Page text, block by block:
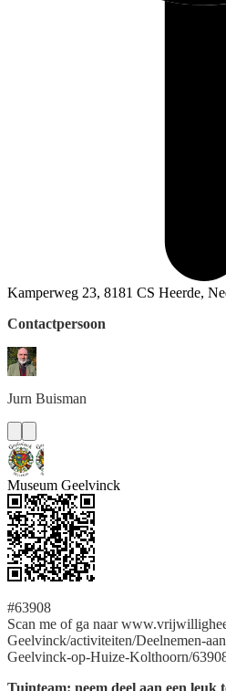
Kamperweg 23, 8181 CS Heerde,
Contactpersoon
Jurn Buisman
Museum Geelvinck
#63908
Scan me of ga naar
Geelvinck/activiteiten/Deelnemen-
Geelvinck-op-Huize-Kolthoorn/
Tuinteam: neem deel aan een